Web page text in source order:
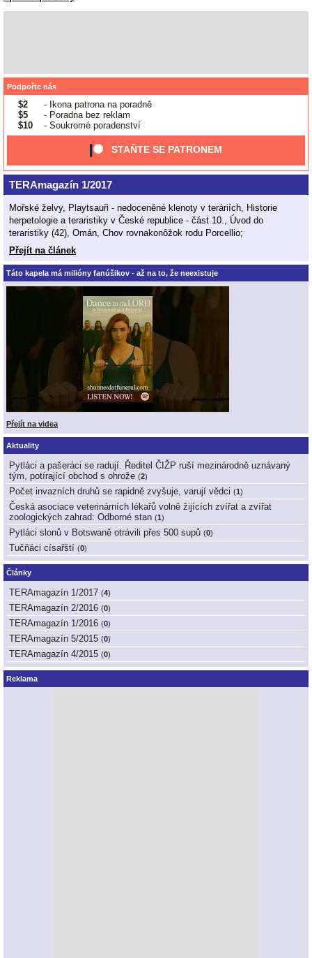
Podpořte nás
$2
- Ikona patrona na poradně
$5
- Poradna bez reklam
$10
- Soukromé poradenství
STAŇTE SE PATRONEM
TERAmagazín 1/2017
Mořské želvy, Playtsauři - nedoceněné klenoty v teráriích, Historie
herpetologie a teraristiky v České republice - část 10., Úvod do
teraristiky (42), Omán, Chov rovnakonôžok rodu Porcellio;
Přejít na článek
Táto kapela má milióny fanúšikov - až na to, že neexistuje
Přejít na videa
Aktuality
Pytláci a pašeráci se radují. Ředitel ČIŽP ruší mezinárodně uznávaný
tým, potírající obchod s ohrože (2)
Počet invazních druhů se rapidně zvyšuje, varují vědci (1 )
Česká asociace veterinárních lékařů volně žijících zvířat a zvířat
zoologických zahrad: Odborné stan (1 )
Pytláci slonů v Botswaně otrávili přes 500 supů (0)
Tučňáci císařští (0)
Články
TERAmagazín 1/2017 (4)
TERAmagazín 2/2016 (0)
TERAmagazín 1/2016 (0)
TERAmagazín 5/2015 (0)
TERAmagazín 4/2015 (0)
Reklama